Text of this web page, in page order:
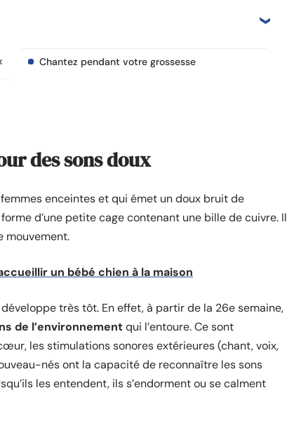
Chantez pendant votre grossesse
des sons doux
enceintes et qui émet un doux bruit de
d’une petite cage contenant une bille de cuivre. Il
mouvement.
un bébé chien à la maison
très tôt. En effet, à partir de la 26e semaine,
de l’environnementqui l’entoure. Ce sont
les stimulations sonores extérieures (chant, voix,
nés ont la capacité de reconnaître les sons
les entendent, ils s’endorment ou se calment